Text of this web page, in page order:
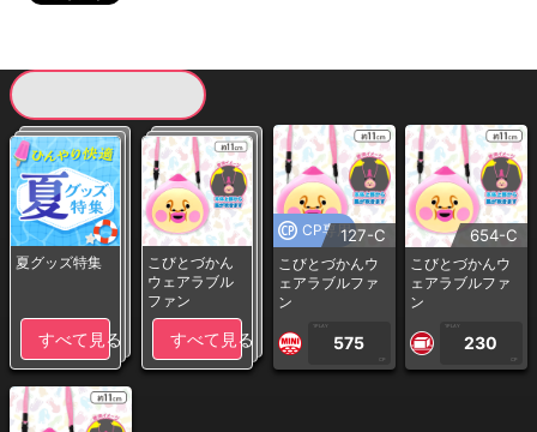
夏グッズ特集
すべて見る
こびとづかん
ウェアラブル
ファン
すべて見る
CP専用127-C
こびとづかんウ
ェアラブルファ
ン
1PLAY
575
CP
654-C
こびとづかんウ
ェアラブルファ
ン
1PLAY
230
CP